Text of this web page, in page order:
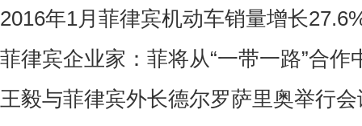
2016年1月菲律宾机动车销量增长
菲律宾企业家：菲将从“一带一路”合作
王毅与菲律宾外长德尔罗萨里奥举行会